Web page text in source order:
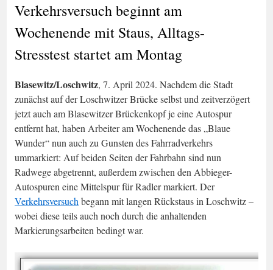
Verkehrsversuch beginnt am
Wochenende mit Staus, Alltags-
Stresstest startet am Montag
Blasewitz/Loschwitz, 7. April 2024. Nachdem die Stadt
zunächst auf der Loschwitzer Brücke selbst und zeitverzögert
jetzt auch am Blasewitzer Brückenkopf je eine Autospur
entfernt hat, haben Arbeiter am Wochenende das „Blaue
Wunder“ nun auch zu Gunsten des Fahrradverkehrs
ummarkiert: Auf beiden Seiten der Fahrbahn sind nun
Radwege abgetrennt, außerdem zwischen den Abbieger-
Autospuren eine Mittelspur für Radler markiert. Der
Verkehrsversuch begann mit langen Rückstaus in Loschwitz –
wobei diese teils auch noch durch die anhaltenden
Markierungsarbeiten bedingt war.